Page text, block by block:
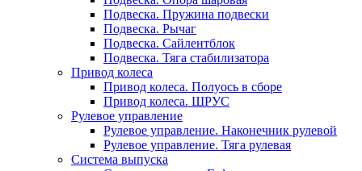
Подвеска. Пружина подвески
Подвеска. Рычаг
Подвеска. Сайлентблок
Подвеска. Тяга стабилизатора
Привод колеса
Привод колеса. Полуось в сборе
Привод колеса. ШРУС
Рулевое управление
Рулевое управление. Наконечник рулевой
Рулевое управление. Тяга рулевая
Система выпуска